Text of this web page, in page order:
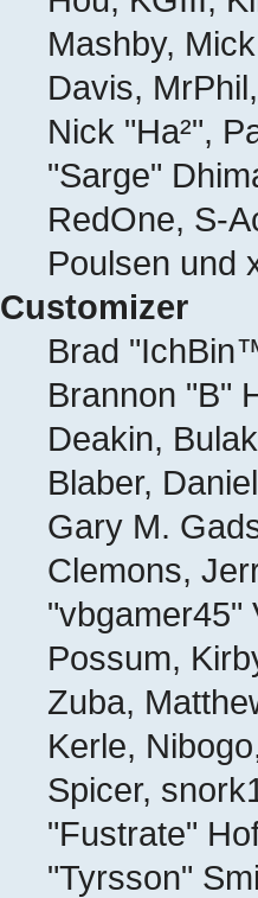
Mashby,
Davis,
Nick "Ha²",
"Sarge"
RedOne, S-
Poulsen und
Customizer
Brad
Brannon "B"
Deakin,
Blaber,
Gary M.
Clemons,
"vbgamer45"
Possum,
Zuba,
Kerle,
Spicer,
"Fustrate"
"Tyrsson"